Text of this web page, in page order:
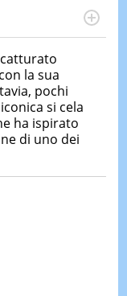
LE
DI
Management
in ottica SEO e
attraverso
la sua
pochi
si cela
ha ispirato
di uno dei